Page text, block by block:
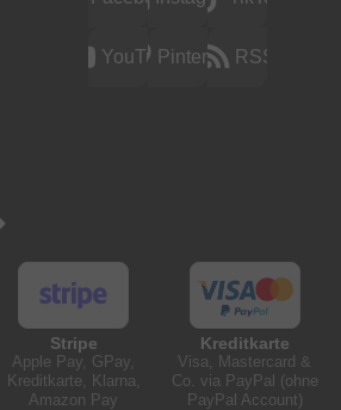
YouTubePinterest RSS
Stripe
Apple Pay, GPay,
Kreditkarte, Klarna,
Amazon Pay
Kreditkarte
Visa, Mastercard &
Co. via PayPal (ohne
PayPal Account)